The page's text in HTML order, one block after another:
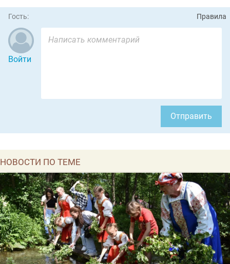
Гость: Правила
Войти
Отправить
НОВОСТИ ПО ТЕМЕ